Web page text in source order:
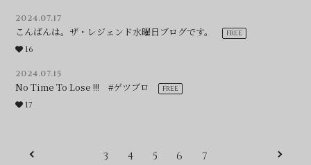
2024.07.17
こんばんは。ザ・レジェンド水曜日ブログです。
16
2024.07.15
No Time To Lose !!! #ゲツブロ
17
3 4 5 6 7